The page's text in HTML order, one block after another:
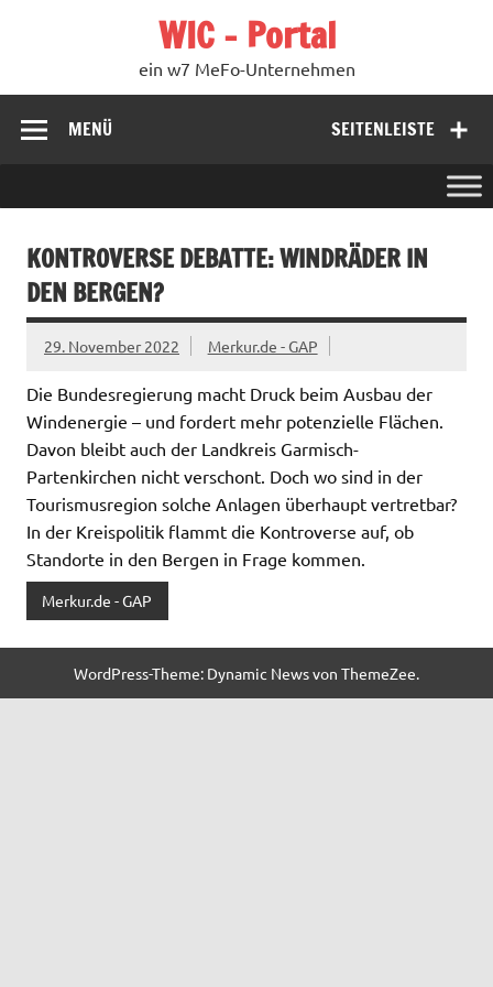
WIC – Portal
ein w7 MeFo-Unternehmen
SEITENLEISTE
MENÜ
KONTROVERSE DEBATTE: WINDRÄDER IN
DEN BERGEN?
29. November 2022 Merkur.de - GAP
Die Bundesregierung macht Druck beim Ausbau der
Windenergie – und fordert mehr potenzielle Flächen.
Davon bleibt auch der Landkreis Garmisch-
Partenkirchen nicht verschont. Doch wo sind in der
Tourismusregion solche Anlagen überhaupt vertretbar?
In der Kreispolitik flammt die Kontroverse auf, ob
Standorte in den Bergen in Frage kommen.
Merkur.de - GAP
WordPress-Theme: Dynamic News von ThemeZee.